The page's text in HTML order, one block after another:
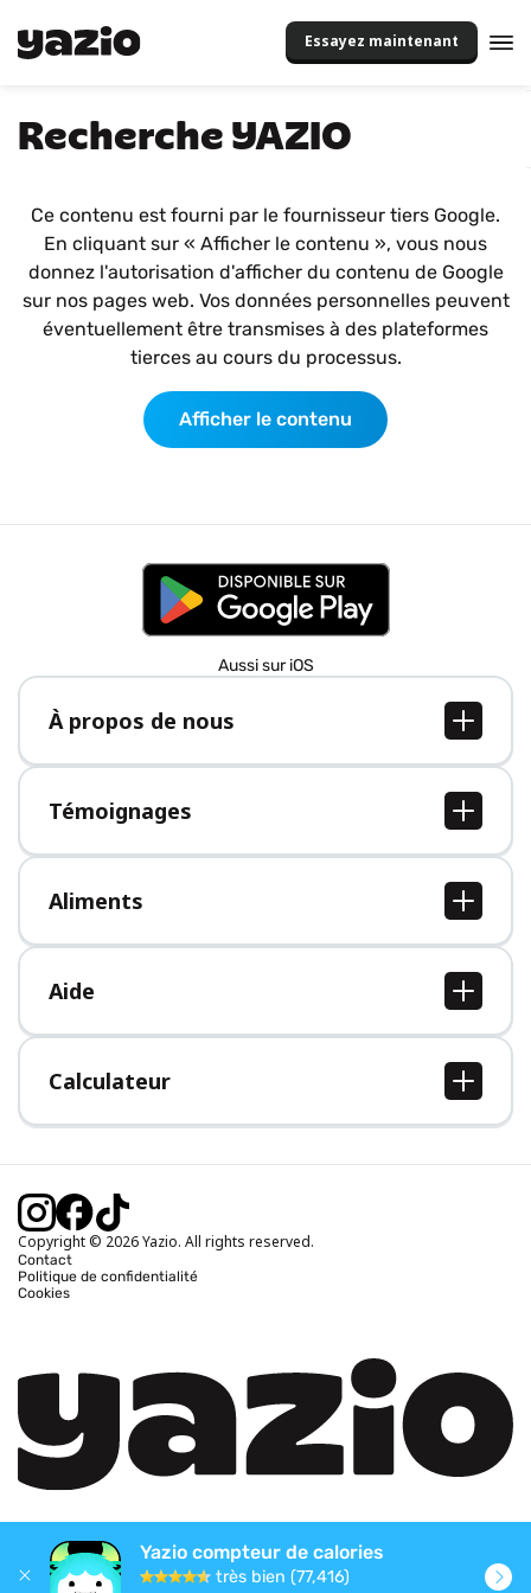
Essayez maintenant
Recherche YAZIO
Ce contenu est fourni par le fournisseur tiers Google.
En cliquant sur « Afficher le contenu », vous nous
donnez l'autorisation d'afficher du contenu de Google
sur nos pages web. Vos données personnelles peuvent
éventuellement être transmises à des plateformes
tierces au cours du processus.
Afficher le contenu
Aussi sur iOS
À propos de nous
À propos de nous
Postes
Presse
Témoignages
Tous les témoignages
Aliments
Tous les aliments
Aide
Centre d'aide
Calculateur
Calcul IMC
Calcul poids idéal
Calcul calories brûlées
Copyright © 2026 Yazio. All rights reserved.
Contact
Politique de confidentialité
Cookies
Yazio compteur de calories
très bien (77,416)